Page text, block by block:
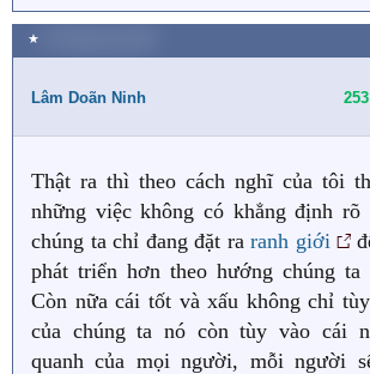
e
a
c
i
n
:
★
Lâm Doãn Ninh 253
Thật ra thì theo cách nghĩ của tôi
những việc không có khẳng định rõ
chúng ta chỉ đang đặt ra ranh giới
phát triển hơn theo hướng chúng
Còn nữa cái tốt và xấu không chỉ
của chúng ta nó còn tùy vào cái
quanh của mọi người, mỗi người